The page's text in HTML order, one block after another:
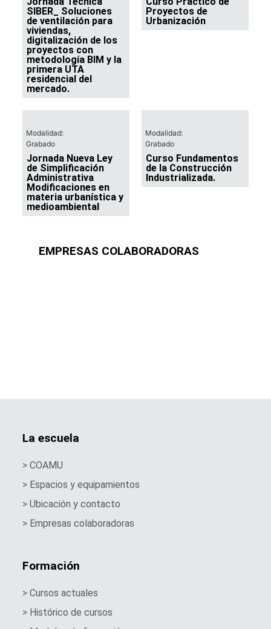
SIBER_ Soluciones
de ventilación para
viviendas,
digitalización de los
proyectos con
metodología BIM y la
primera UTA
residencial del
mercado.
Proyectos de
Urbanización
Modalidad:
Grabado
Jornada Nueva Ley
de Simplificación
Administrativa
Modificaciones en
materia urbanística y
medioambiental
Modalidad:
Grabado
Curso Fundamentos
de la Construcción
Industrializada.
EMPRESAS COLABORADORAS
La escuela
> COAMU
> Espacios y equipamientos
> Ubicación y contacto
> Empresas colaboradoras
Formación
> Cursos actuales
> Histórico de cursos